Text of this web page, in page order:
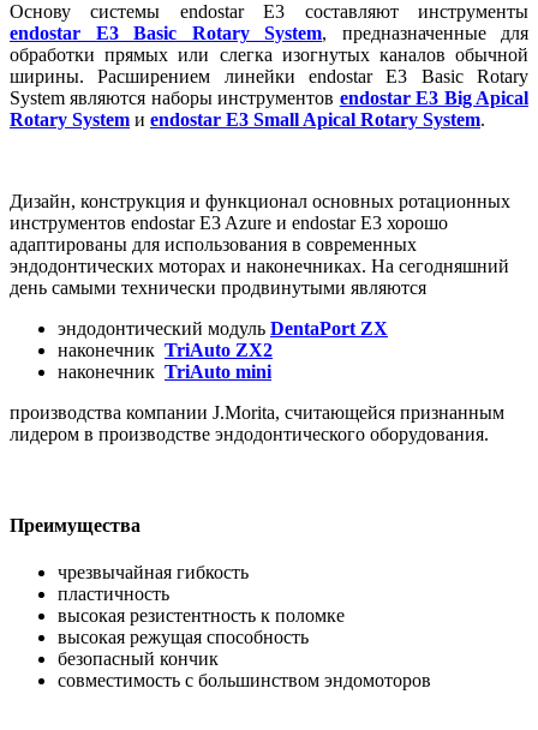
Основу системы endostar E3 составляют инструменты
endostar E3 Basic Rotary System, предназначенные для
обработки прямых или слегка изогнутых каналов обычной
ширины. Расширением линейки endostar E3 Basic Rotary
System являются наборы инструментов endostar E3 Big Apical
Rotary System и endostar E3 Small Apical Rotary System.
Дизайн, конструкция и функционал основных ротационных
инструментов endostar E3 Azure и endostar E3 хорошо
адаптированы для использования в современных
эндодонтических моторах и наконечниках. На сегодняшний
день самыми технически продвинутыми являются
эндодонтический модуль DentaPort ZX
наконечник TriAuto ZX2
наконечник TriAuto mini
производства компании J.Morita, считающейся признанным
лидером в производстве эндодонтического оборудования.
Преимущества
чрезвычайная гибкость
пластичность
высокая резистентность к поломке
высокая режущая способность
безопасный кончик
совместимость с большинством эндомоторов